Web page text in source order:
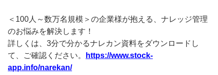
＜100人～数万名規模＞の企業様が抱える、ナレッジ管理
のお悩みを解決します！
詳しくは、3分で分かるナレカン資料をダウンロードし
て、ご確認ください。
https://www.stock-
app.info/narekan/